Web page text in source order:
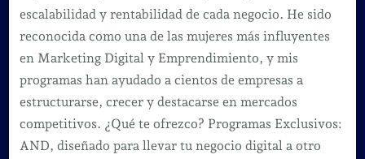
escalabilidad y rentabilidad de cada negocio. He sido
reconocida como una de las mujeres más influyentes
en Marketing Digital y Emprendimiento, y mis
programas han ayudado a cientos de empresas a
estructurarse, crecer y destacarse en mercados
competitivos. ¿Qué te ofrezco? Programas Exclusivos:
AND, diseñado para llevar tu negocio digital a otro